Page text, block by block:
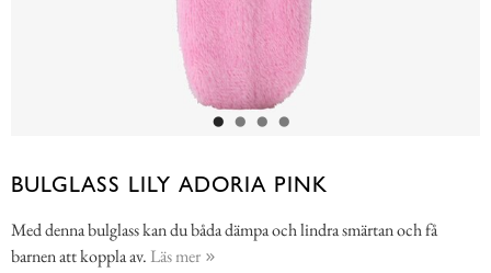
BULGLASS LILY ADORIA PINK
Med denna bulglass kan du båda dämpa och lindra smärtan och få
barnen att koppla av. Läs mer